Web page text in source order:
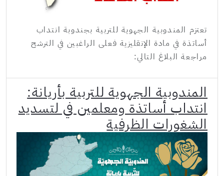
تعتزم المندوبية الجهوية للتربية بجندوبة انتداب
أساتذة في مادة الإنقليزية فعلى الراغبين في الترشح
مراجعة البلاغ التالي:
المندوبية الجهوية للتربية بأريانة:
انتداب أساتذة ومعلمين في لتسديد
الشغورات الظرفية